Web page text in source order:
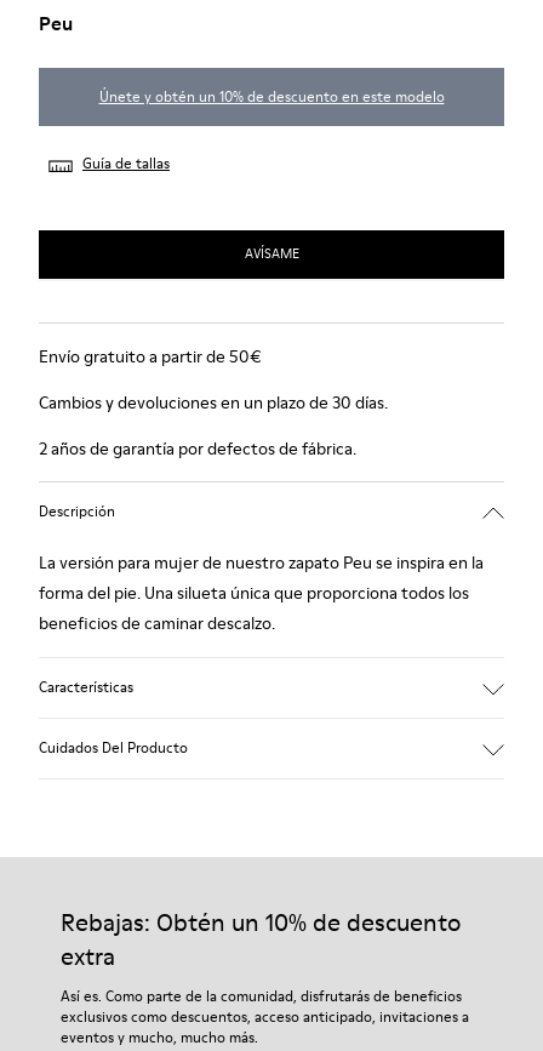
Peu
Únete y obtén un 10% de descuento en este modelo
Guía de tallas
AVÍSAME
Envío gratuito a partir de 50€
Cambios y devoluciones en un plazo de 30 días.
2 años de garantía por defectos de fábrica.
Descripción
La versión para mujer de nuestro zapato Peu se inspira en la
forma del pie. Una silueta única que proporciona todos los
beneficios de caminar descalzo.
Características
Forro: 53% piel porcina, 39% poliéster, 8% textil.
Cuidados Del Producto
Nuestros zapatos se han fabricado con materiales de primera
garantizará que duren más tiempo.
Si deseas obtener información detallada sobre cómo cuidar de
tu par, visita nuestraGuía para el cuidado del calzado.
Rebajas: Obtén un 10% de descuento
extra
Así es. Como parte de la comunidad, disfrutarás de beneficios
exclusivos como descuentos, acceso anticipado, invitaciones a
eventos y mucho, mucho más.